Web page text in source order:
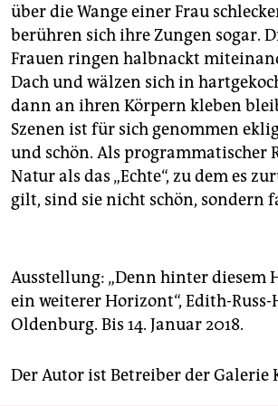
über die Wange einer Frau
berühren sich ihre Zungen sogar.
Frauen ringen halbnackt
Dach und wälzen sich in
dann an ihren Körpern kleben
Szenen ist für sich genommen
und schön. Als programmatischer
Natur als das „Echte“, zu dem es
gilt, sind sie nicht schön, sondern
Ausstellung: „Denn hinter diesem
ein weiterer Horizont“, Edith-Russ-
Oldenburg. Bis 14. Januar 2018.
Der Autor ist Betreiber der Galerie